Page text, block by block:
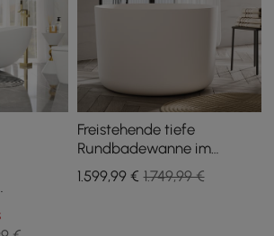
Freistehende tiefe
Rundbadewanne im
japanischen Stil aus
Mineralguss, 105 cm
1.599,99€ 1.749,99 €